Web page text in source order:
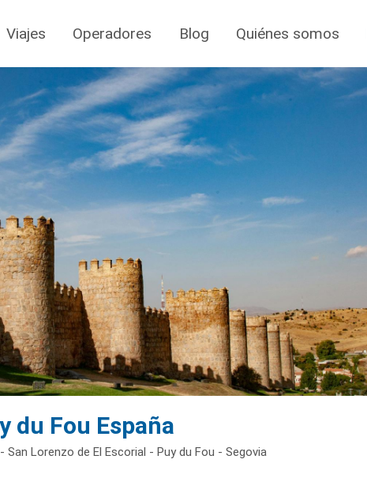
Viajes Operadores Blog Quiénes somos
du Fou España
Lorenzo de El Escorial - Puy du Fou - Segovia